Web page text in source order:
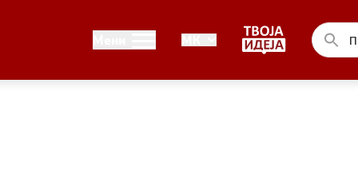
Односи со јавност